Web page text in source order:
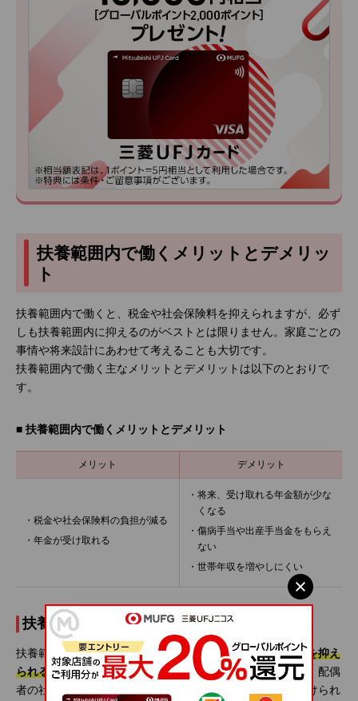
扶養範囲内で働くメリットとデメリッ
ト
扶養範囲内で働くと、税金や社会保険料を抑えられますが、必ず
しも扶養範囲内に抑えるのがベストとは限りません。家庭ごとの
事情や将来設計にあわせて考えることも大切です。
扶養範囲内で働く主なメリットとデメリットは以下のとおりで
す。
■ 扶養範囲内で働くメリットとデメリット
メリット デメリット
・税金や社会保険料の負担が減る
・年金が受け取れる
・将来、受け取れる年金額が少な
くなる
・傷病手当や出産手当金をもらえ
ない
・世帯年収を増やしにくい
扶養範囲内で働くメリット
扶養範囲内で働くメリットには、 税金や社会保険料の負担を抑え
られることが挙げられます。また、費用負担を抑えながら、配偶
者の社会保険の扶養に入ることで、基本的な社会保障を受けられ